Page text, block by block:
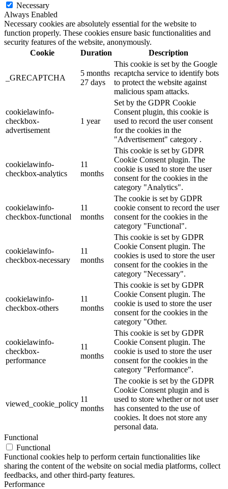
Necessary
Always Enabled
Necessary cookies are absolutely essential for the website to
function properly. These cookies ensure basic functionalities and
security features of the website, anonymously.
Cookie
Duration Description
_GRECAPTCHA
5 months
27 days
This cookie is set by the Google
recaptcha service to identify bots
to protect the website against
malicious spam attacks.
cookielawinfo-
checkbox-
advertisement
1 year
Set by the GDPR Cookie
Consent plugin, this cookie is
used to record the user consent
for the cookies in the
"Advertisement" category .
cookielawinfo-
checkbox-analytics
11
months
This cookie is set by GDPR
Cookie Consent plugin. The
cookie is used to store the user
consent for the cookies in the
category "Analytics".
cookielawinfo-
checkbox-functional
11
months
The cookie is set by GDPR
cookie consent to record the user
consent for the cookies in the
category "Functional".
cookielawinfo-
checkbox-necessary
11
months
This cookie is set by GDPR
Cookie Consent plugin. The
cookies is used to store the user
consent for the cookies in the
category "Necessary".
cookielawinfo-
checkbox-others
11
months
This cookie is set by GDPR
Cookie Consent plugin. The
cookie is used to store the user
consent for the cookies in the
category "Other.
cookielawinfo-
checkbox-
performance
11
months
This cookie is set by GDPR
Cookie Consent plugin. The
cookie is used to store the user
consent for the cookies in the
category "Performance".
viewed_cookie_policy
11
months
The cookie is set by the GDPR
Cookie Consent plugin and is
used to store whether or not user
has consented to the use of
cookies. It does not store any
personal data.
Functional
Functional
Functional cookies help to perform certain functionalities like
sharing the content of the website on social media platforms, collect
feedbacks, and other third-party features.
Performance